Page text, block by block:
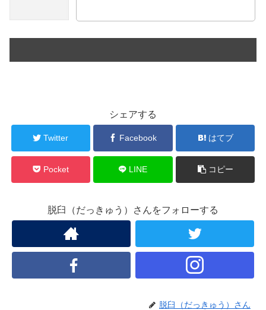
シェアする
Twitter Facebook はてブ
Pocket LINE コピー
脱臼（だっきゅう）さんをフォローする
脱臼（だっきゅう）さん